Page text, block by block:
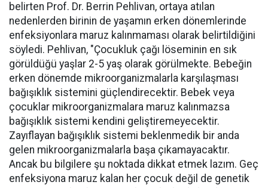
belirten Prof. Dr. Berrin Pehlivan, ortaya atılan
nedenlerden birinin de yaşamın erken dönemlerinde
enfeksiyonlara maruz kalınmaması olarak belirtildiğini
söyledi. Pehlivan, "Çocukluk çağı löseminin en sık
görüldüğü yaşlar 2-5 yaş olarak görülmekte. Bebeğin
erken dönemde mikroorganizmalarla karşılaşması
bağışıklık sistemini güçlendirecektir. Bebek veya
çocuklar mikroorganizmalara maruz kalınmazsa
bağışıklık sistemi kendini geliştiremeyecektir.
Zayıflayan bağışıklık sistemi beklenmedik bir anda
gelen mikroorganizmalarla başa çıkamayacaktır.
Ancak bu bilgilere şu noktada dikkat etmek lazım. Geç
enfeksiyona maruz kalan her çocuk değil de genetik